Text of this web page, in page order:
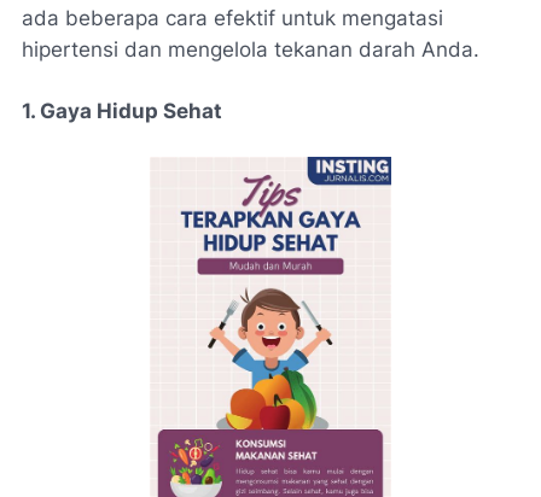
ada beberapa cara efektif untuk mengatasi
hipertensi dan mengelola tekanan darah Anda.
1. Gaya Hidup Sehat